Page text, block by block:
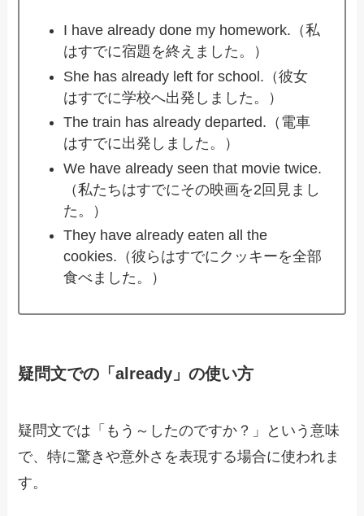
I have already done my homework.（私
はすでに宿題を終えました。）
She has already left for school.（彼女
はすでに学校へ出発しました。）
The train has already departed.（電車
はすでに出発しました。）
We have already seen that movie twice.
（私たちはすでにその映画を2回見まし
た。）
They have already eaten all the
cookies.（彼らはすでにクッキーを全部
食べました。）
疑問文での「already」の使い方
疑問文では「もう～したのですか？」という意味
で、特に驚きや意外さを表現する場合に使われま
す。